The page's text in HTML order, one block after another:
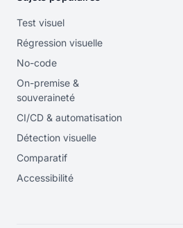
Test visuel
Régression visuelle
No-code
On-premise &
souveraineté
CI/CD & automatisation
Détection visuelle
Comparatif
Accessibilité